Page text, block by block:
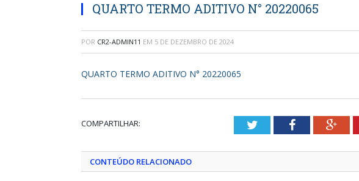
QUARTO TERMO ADITIVO N° 20220065
POR CR2-ADMIN11 EM 5 DE DEZEMBRO DE 2024
QUARTO TERMO ADITIVO N° 20220065
COMPARTILHAR: TwitterFacebook
CONTEÚDO RELACIONADO